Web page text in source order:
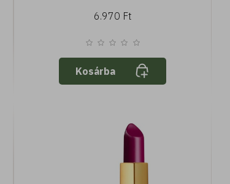
6.970 Ft
Kosárba